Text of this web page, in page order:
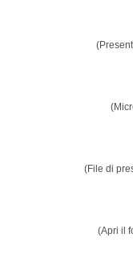
(File di
(Apri il